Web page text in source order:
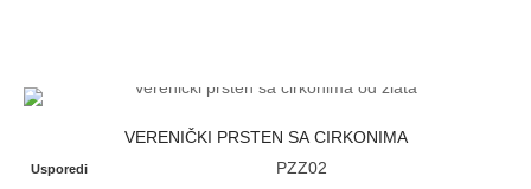
VERENIČKI PRSTEN SA CIRKONIMA
Usporedi PZZ02